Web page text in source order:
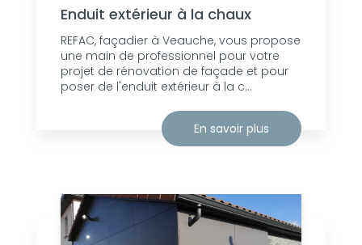
Enduit extérieur à la chaux
REFAC, façadier à Veauche, vous propose
une main de professionnel pour votre
projet de rénovation de façade et pour
poser de l'enduit extérieur à la c...
En savoir plus